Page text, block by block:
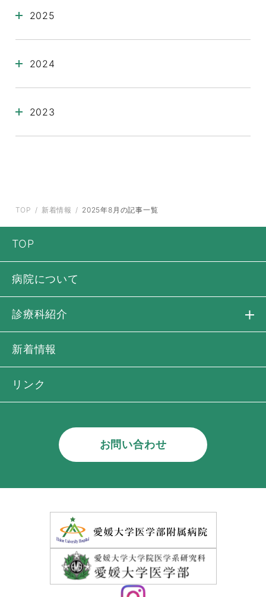
2025
2024
2023
TOP 新着情報 2025年8月の記事一覧
TOP
病院について
診療科紹介
新着情報
リンク
お問い合わせ